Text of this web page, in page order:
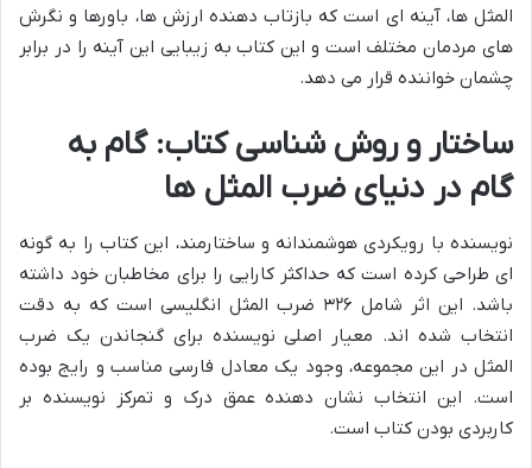
المثل ها، آینه ای است که بازتاب دهنده ارزش ها، باورها و نگرش
های مردمان مختلف است و این کتاب به زیبایی این آینه را در برابر
چشمان خواننده قرار می دهد.
ساختار و روش شناسی کتاب: گام به
گام در دنیای ضرب المثل ها
نویسنده با رویکردی هوشمندانه و ساختارمند، این کتاب را به گونه
ای طراحی کرده است که حداکثر کارایی را برای مخاطبان خود داشته
باشد. این اثر شامل ۳۲۶ ضرب المثل انگلیسی است که به دقت
انتخاب شده اند. معیار اصلی نویسنده برای گنجاندن یک ضرب
المثل در این مجموعه، وجود یک معادل فارسی مناسب و رایج بوده
است. این انتخاب نشان دهنده عمق درک و تمرکز نویسنده بر
کاربردی بودن کتاب است.